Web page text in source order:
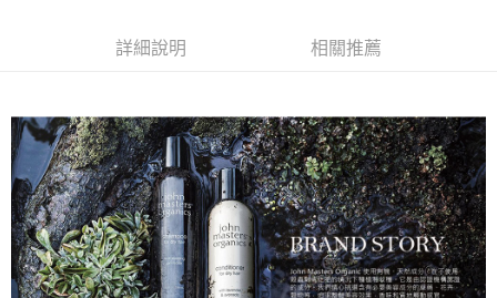
是否繳費成功／繳費後需取消欲退款等相關疑問，請聯繫「AFTEE先享後付
１．透過由恩沛科技股份有限公司提供之「AFTEE先享後付」服務完成之交
易，需依本服務之必要範圍內提供個人資料，並將交易相關給付款項請求債
權轉讓予恩沛科技股份有限公司。
２．關於個人資料處理事宜，請瀏覽以下網址：
https://aftee.tw/terms/#terms3
３．未成年的使用者請事先徵得法定代理人或監護人之同意方可使用
「AFTEE先享後付」，若未經同意申辦者引起之損失，本公司不負相關責
任。
４．使用「AFTEE先享後付」時，將依據個別帳號之用戶狀況，依本公司即
詳細說明 相關推薦